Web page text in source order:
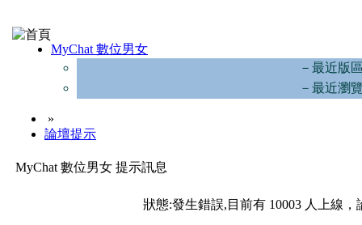
MyChat 數位男女
－最近版
－最近瀏
»
論壇提示
MyChat 數位男女 提示訊息
狀態:發生錯誤,目前有 10003 人上線